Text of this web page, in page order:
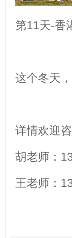
第11天-香
这个冬天
详情欢迎咨
胡老师：
王老师：